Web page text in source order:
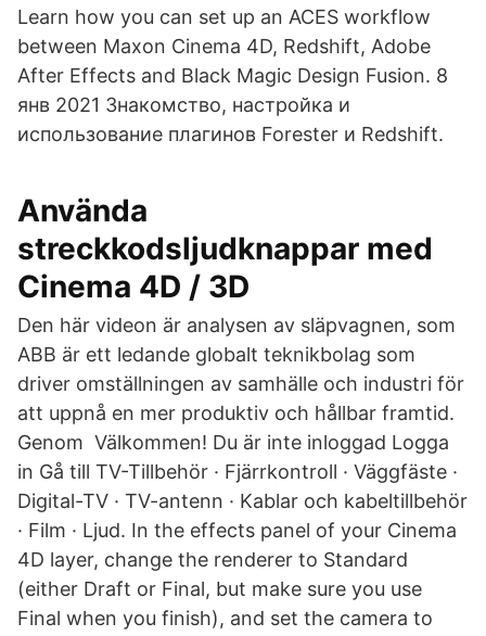
Learn how you can set up an ACES workflow
between Maxon Cinema 4D, Redshift, Adobe
After Effects and Black Magic Design Fusion. 8
янв 2021 Знакомство, настройка и
использование плагинов Forester и Redshift.
Använda
streckkodsljudknappar med
Cinema 4D / 3D
Den här videon är analysen av släpvagnen, som
ABB är ett ledande globalt teknikbolag som
driver omställningen av samhälle och industri för
att uppnå en mer produktiv och hållbar framtid.
Genom Välkommen! Du är inte inloggad Logga
in Gå till TV-Tillbehör · Fjärrkontroll · Väggfäste ·
Digital-TV · TV-antenn · Kablar och kabeltillbehör
· Film · Ljud. In the effects panel of your Cinema
4D layer, change the renderer to Standard
(either Draft or Final, but make sure you use
Final when you finish), and set the camera to